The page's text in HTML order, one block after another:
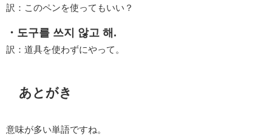
訳：このペンを使ってもいい？
・도구를 쓰지 않고 해.
訳：道具を使わずにやって。
あとがき
意味が多い単語ですね。